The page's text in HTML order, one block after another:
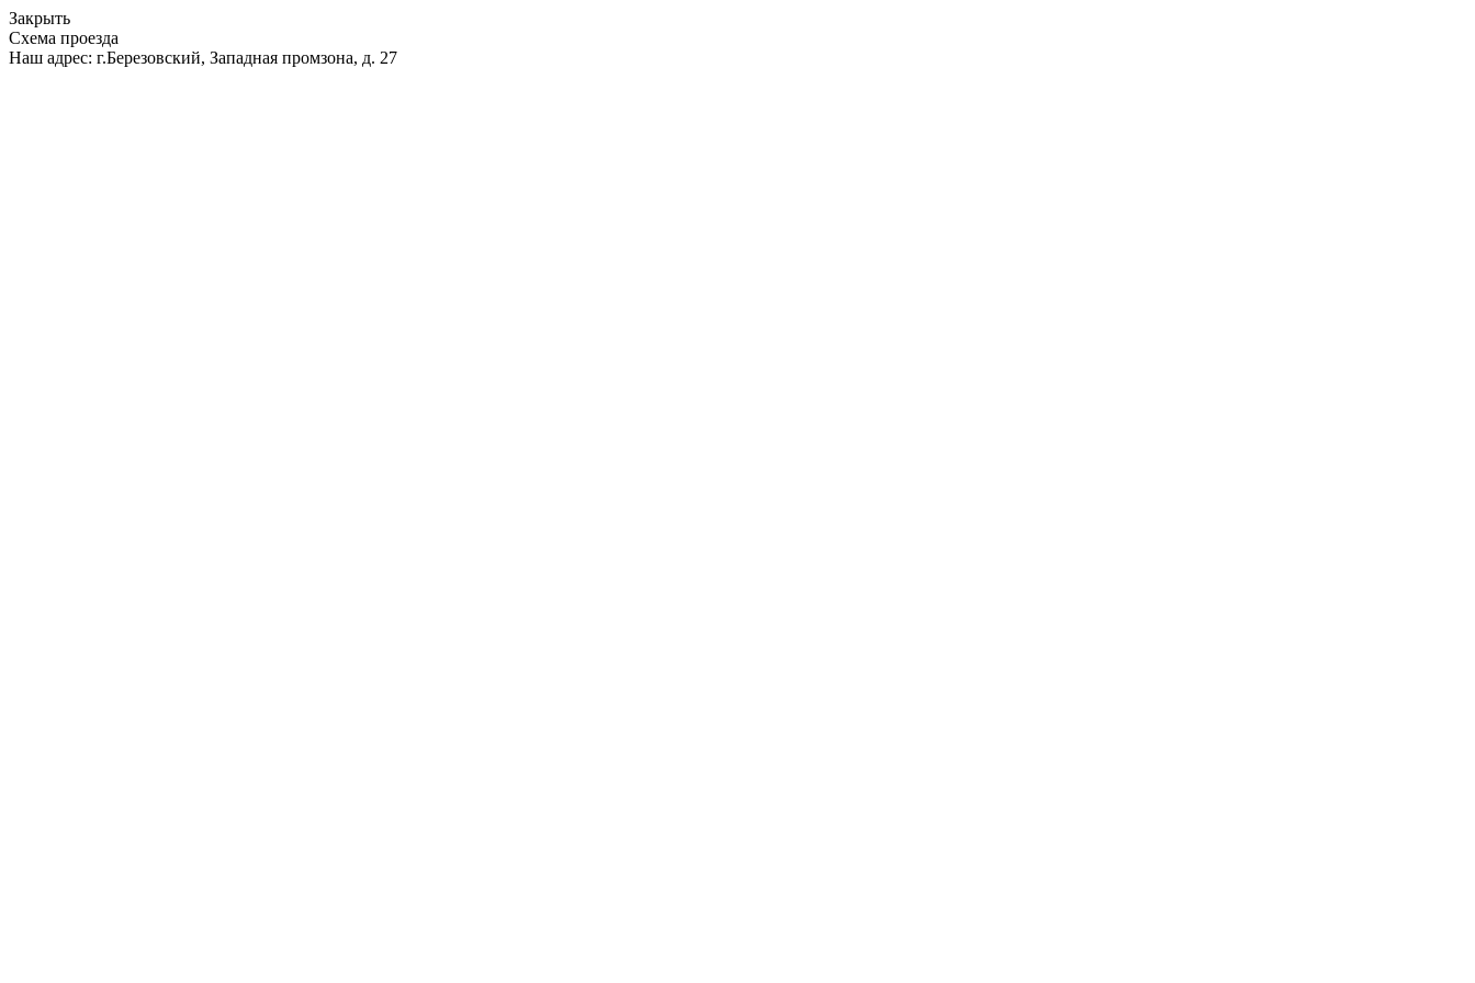
Закрыть
Схема проезда
Наш адрес: г.Березовский, Западная промзона, д. 27